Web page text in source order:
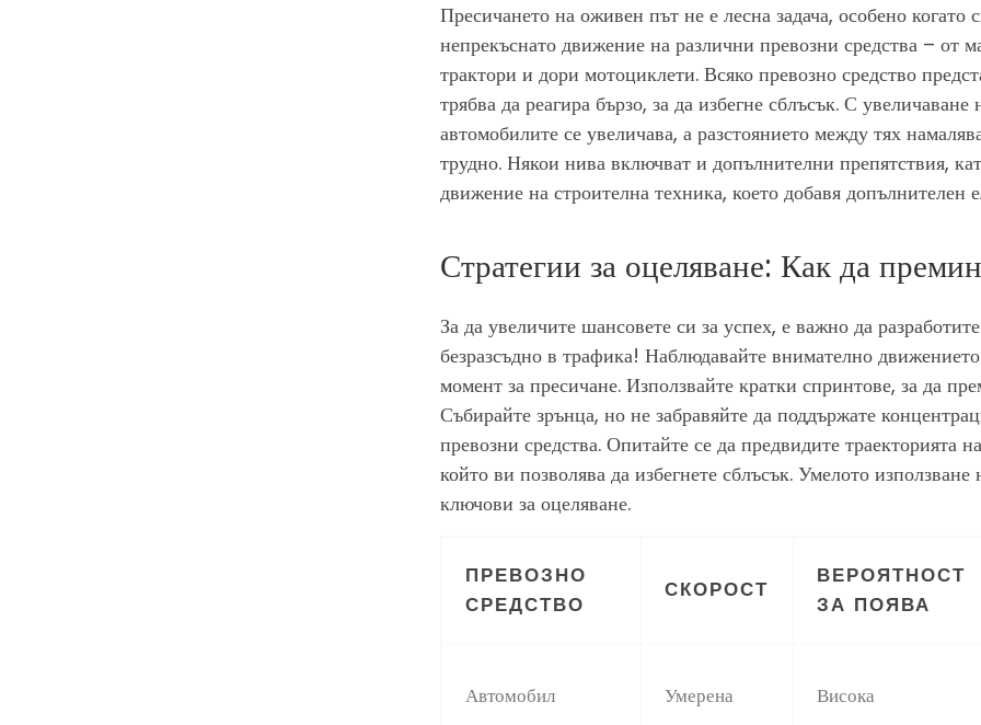
Пресичането на оживен път не е лесна задача, особено
непрекъснато движение на различни превозни средства – от
трактори и дори мотоциклети. Всяко превозно средство
трябва да реагира бързо, за да избегне сблъсък. С
автомобилите се увеличава, а разстоянието между тях
трудно. Някои нива включват и допълнителни препятствия,
движение на строителна техника, което добавя допълнителен
Стратегии за оцеляване: Как да
За да увеличите шансовете си за успех, е важно да
безразсъдно в трафика! Наблюдавайте внимателно
момент за пресичане. Използвайте кратки спринтове, за да
Събирайте зрънца, но не забравяйте да поддържате
превозни средства. Опитайте се да предвидите траекторията
който ви позволява да избегнете сблъсък. Умелото
ключови за оцеляване.
ПРЕВОЗНО
СРЕДСТВО
СКОРОСТ
ВЕРОЯТНОСТ
ЗА ПОЯВА
Автомобил Умерена Висока